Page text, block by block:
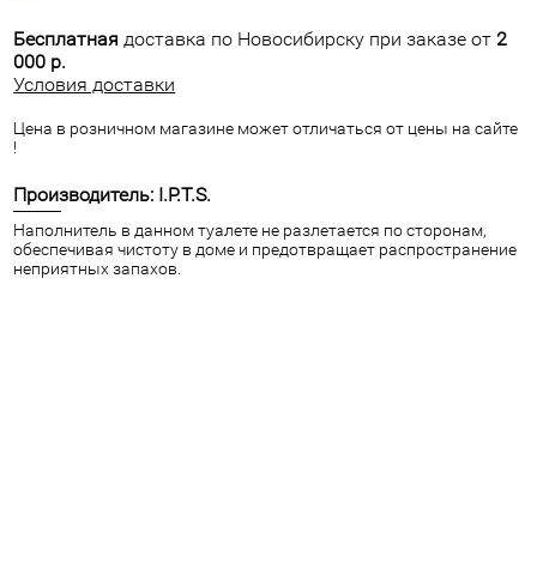
Бесплатная доставка по Новосибирску при заказе от 2
000 р.
Условия доставки
Цена в розничном магазине может отличаться от цены на сайте
!
Производитель: I.P.T.S.
Наполнитель в данном туалете не разлетается по сторонам,
обеспечивая чистоту в доме и предотвращает распространение
неприятных запахов.